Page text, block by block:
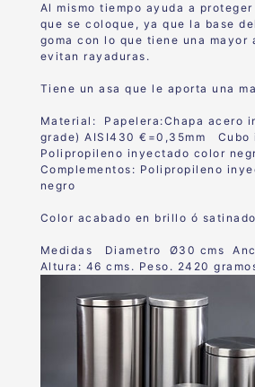
Al mismo tiempo ayuda a
que se coloque, ya que la base
goma con lo que tiene una mayor
evitan rayaduras.
Tiene un asa que le aporta una
Material: Papelera:Chapa acero
grade) AISI430 €=0,35mm Cubo
Polipropileno inyectado color
Complementos: Polipropileno
negro
Color acabado en brillo ó satinado
Medidas Diametro Ø30 cms
Altura: 46 cms. Peso. 2420 gra